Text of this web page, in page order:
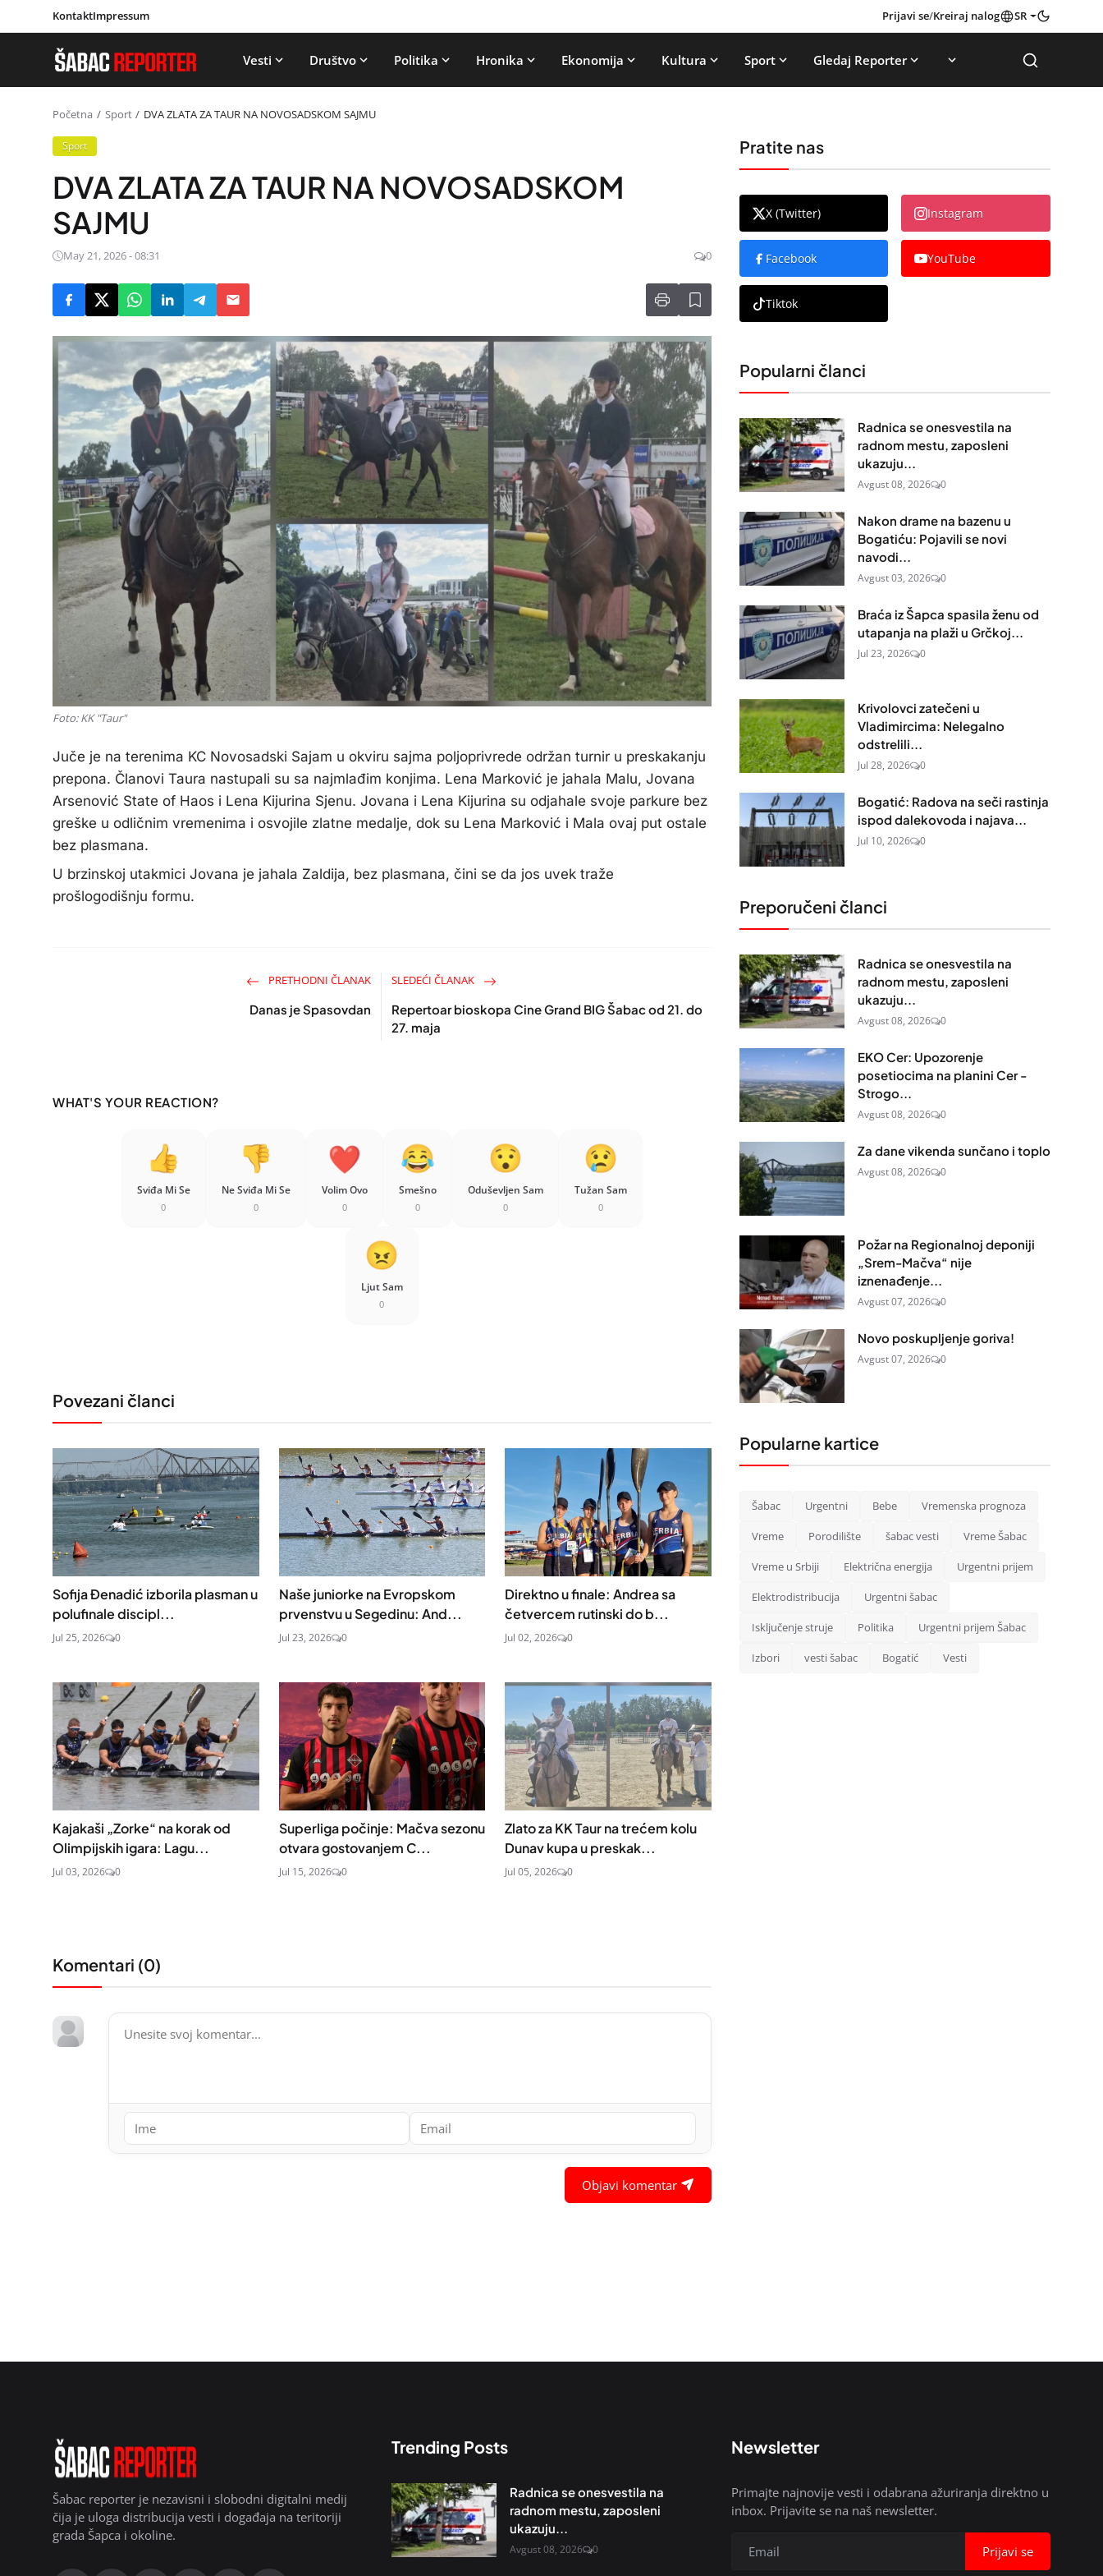
KontaktImpressum Prijavi se/Kreiraj nalog SR
Vesti Društvo Politika Hronika Ekonomija Kultura Sport Gledaj Reporter
Početna Sport DVA ZLATA ZA TAUR NA NOVOSADSKOM SAJMU
Sport
DVA ZLATA ZA TAUR NA NOVOSADSKOM
SAJMU
May 21, 2026 - 08:31 0
Foto: KK "Taur"
Juče je na terenima KC Novosadski Sajam u okviru sajma poljoprivrede održan turnir u preskakanju
prepona. Članovi Taura nastupali su sa najmlađim konjima. Lena Marković je jahala Malu, Jovana
Arsenović State of Haos i Lena Kijurina Sjenu. Jovana i Lena Kijurina su odjahale svoje parkure bez
greške u odličnim vremenima i osvojile zlatne medalje, dok su Lena Marković i Mala ovaj put ostale
bez plasmana.
U brzinskoj utakmici Jovana je jahala Zaldija, bez plasmana, čini se da jos uvek traže
prošlogodišnju formu.
PRETHODNI ČLANAK
Danas je Spasovdan
SLEDEĆI ČLANAK
Repertoar bioskopa Cine Grand BIG Šabac od 21. do
27. maja
WHAT'S YOUR REACTION?
Sviđa Mi Se
0
Ne Sviđa Mi Se
0
Volim Ovo
0
Smešno
0
Oduševljen Sam
0
Tužan Sam
0
Ljut Sam
0
Povezani članci
Sofija Đenadić izborila plasman u
polufinale discipl...
Jul 25, 2026 0
Naše juniorke na Evropskom
prvenstvu u Segedinu: And...
Jul 23, 2026 0
Direktno u finale: Andrea sa
četvercem rutinski do b...
Jul 02, 2026 0
Kajakaši „Zorke“ na korak od
Olimpijskih igara: Lagu...
Jul 03, 2026 0
Superliga počinje: Mačva sezonu
otvara gostovanjem C...
Jul 15, 2026 0
Zlato za KK Taur na trećem kolu
Dunav kupa u preskak...
Jul 05, 2026 0
Komentari (0)
Objavi komentar
Pratite nas
X (Twitter) Instagram
Facebook YouTube
Tiktok
Popularni članci
Radnica se onesvestila na
radnom mestu, zaposleni
ukazuju...
Avgust 08, 2026 0
Nakon drame na bazenu u
Bogatiću: Pojavili se novi
navodi...
Avgust 03, 2026 0
Braća iz Šapca spasila ženu od
utapanja na plaži u Grčkoj...
Jul 23, 2026 0
Krivolovci zatečeni u
Vladimircima: Nelegalno
odstrelili...
Jul 28, 2026 0
Bogatić: Radova na seči rastinja
ispod dalekovoda i najava...
Jul 10, 2026 0
Preporučeni članci
Radnica se onesvestila na
radnom mestu, zaposleni
ukazuju...
Avgust 08, 2026 0
EKO Cer: Upozorenje
posetiocima na planini Cer -
Strogo...
Avgust 08, 2026 0
Za dane vikenda sunčano i toplo
Avgust 08, 2026 0
Požar na Regionalnoj deponiji
„Srem-Mačva“ nije
iznenađenje...
Avgust 07, 2026 0
Novo poskupljenje goriva!
Avgust 07, 2026 0
Popularne kartice
Šabac Urgentni Bebe Vremenska prognoza
Vreme Porodilište šabac vesti Vreme Šabac
Vreme u Srbiji Električna energija Urgentni prijem
Elektrodistribucija Urgentni šabac
Isključenje struje Politika Urgentni prijem Šabac
Izbori vesti šabac Bogatić Vesti
Šabac reporter je nezavisni i slobodni digitalni medij
čija je uloga distribucija vesti i događaja na teritoriji
grada Šapca i okoline.
Trending Posts
Radnica se onesvestila na
radnom mestu, zaposleni
ukazuju...
Avgust 08, 2026 0
Newsletter
Primajte najnovije vesti i odabrana ažuriranja direktno u
inbox. Prijavite se na naš newsletter.
Prijavi se